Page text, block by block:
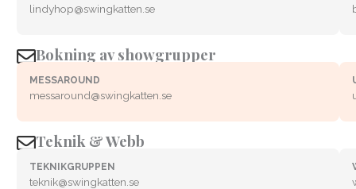
lindyhop@swingkatten.se
Bokning av showgrupper
MESSAROUND
messaround@swingkatten.se
Teknik & Webb
TEKNIKGRUPPEN
teknik@swingkatten.se